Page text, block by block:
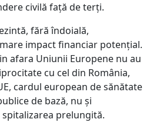
civilă față de terți.
fără îndoială,
impact financiar potențial.
afara Uniunii Europene nu au
cu cel din România,
cardul european de sănătate
de bază, nu și
prelungită.